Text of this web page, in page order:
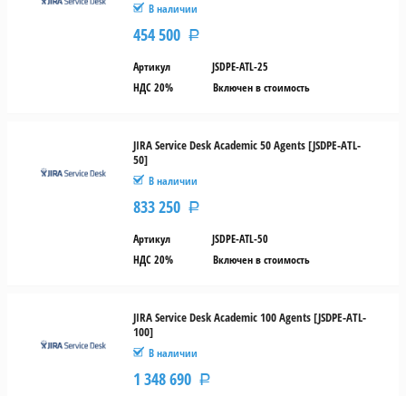
В наличии
454 500 Р
Артикул
JSDPE-ATL-25
НДС 20%
Включен в стоимость
JIRA Service Desk Academic 50 Agents [JSDPE-ATL-
50]
В наличии
833 250 Р
Артикул
JSDPE-ATL-50
НДС 20%
Включен в стоимость
JIRA Service Desk Academic 100 Agents [JSDPE-ATL-
100]
В наличии
1 348 690 Р